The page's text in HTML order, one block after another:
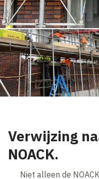
Verwijzing
NOACK.
Niet alleen de